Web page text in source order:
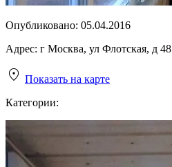
Опубликовано: 05.04.2016
Адрес: г Москва, ул Флотская, д 48
Показать на карте
Категории: